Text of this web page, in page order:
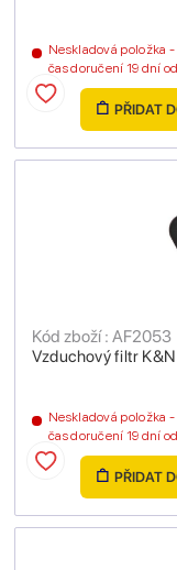
Neskladová položka
čas doručení 19 dní
PŘIDAT
Vzduchový filtr
Kód zboží : AF2053
Neskladová položka
čas doručení 19 dní
PŘIDAT